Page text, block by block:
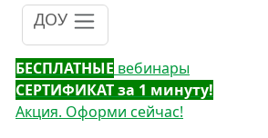
ДОУ
БЕСПЛАТНЫЕ вебинары
СЕРТИФИКАТ за 1 минуту!
Акция. Оформи сейчас!